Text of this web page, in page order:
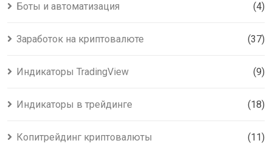
Боты и автоматизация (4)
Заработок на криптовалюте (37)
Индикаторы TradingView (9)
Индикаторы в трейдинге (18)
Копитрейдинг криптовалюты (11)